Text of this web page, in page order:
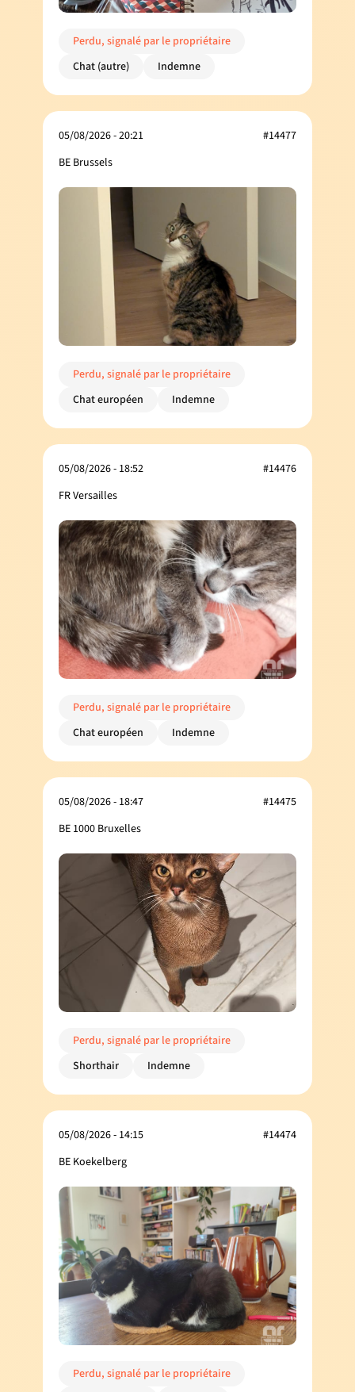
Perdu, signalé par le propriétaire
Chat (autre)
Indemne
05/08/2026 - 20:21
BE Brussels
#14477
Perdu, signalé par le propriétaire
Chat européen
Indemne
05/08/2026 - 18:52
FR Versailles
#14476
Perdu, signalé par le propriétaire
Chat européen
Indemne
05/08/2026 - 18:47
BE 1000 Bruxelles
#14475
Perdu, signalé par le propriétaire
Shorthair
Indemne
05/08/2026 - 14:15
BE Koekelberg
#14474
Perdu, signalé par le propriétaire